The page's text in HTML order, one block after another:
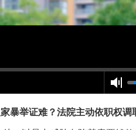
暴举证难？法院主动依职权调